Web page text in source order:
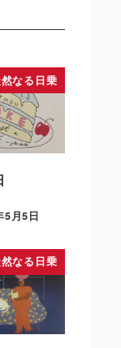
なる日乗
5月5日
なる日乗